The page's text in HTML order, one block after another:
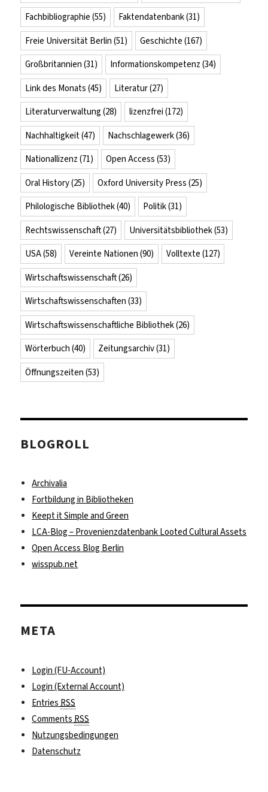
Fachbibliographie (55) Faktendatenbank(31)
Freie Universität Berlin (51) Geschichte (167)
Großbritannien (31) Informationskompetenz (34)
Link des Monats (45) Literatur(27)
Literaturverwaltung (28) lizenzfrei (172)
Nachhaltigkeit(47) Nachschlagewerk(36)
Nationallizenz (71) Open Access (53)
Oral History(25) Oxford University Press (25)
Philologische Bibliothek(40) Politik(31)
Rechtswissenschaft(27) Universitätsbibliothek(53)
USA(58) Vereinte Nationen (90) Volltexte (127)
Wirtschaftswissenschaft(26)
Wirtschaftswissenschaften (33)
Wirtschaftswissenschaftliche Bibliothek(26)
Wörterbuch (40) Zeitungsarchiv(31)
Öffnungszeiten (53)
BLOGROLL
Archivalia
Fortbildung in Bibliotheken
Keept it Simple and Green
LCA-Blog – Provenienzdatenbank Looted Cultural Assets
Open Access Blog Berlin
wisspub.net
META
Login (FU-Account)
Login (External Account)
Entries RSS
Comments RSS
Nutzungsbedingungen
Datenschutz